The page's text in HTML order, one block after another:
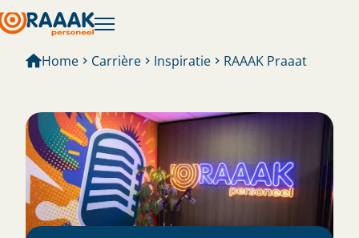
Home Carrière Inspiratie RAAAK Praaat